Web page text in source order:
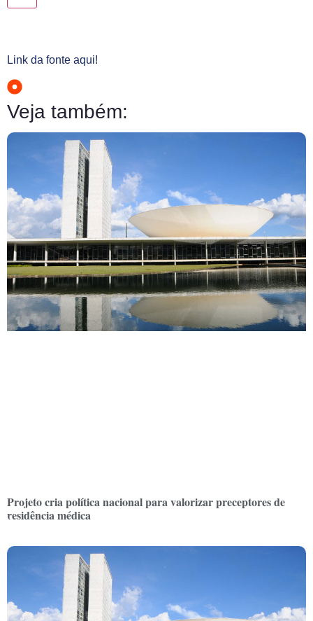
Link da fonte aqui!
Veja também:
Projeto cria política nacional para valorizar preceptores de
residência médica